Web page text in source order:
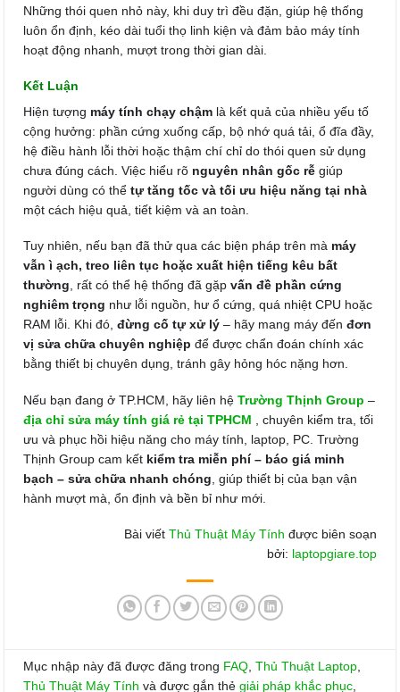
Những thói quen nhỏ này, khi duy trì đều đặn, giúp hệ thống
luôn ổn định, kéo dài tuổi thọ linh kiện và đảm bảo máy tính
hoạt động nhanh, mượt trong thời gian dài.
Kết Luận
Hiện tượng máy tính chạy chậm là kết quả của nhiều yếu tố
cộng hưởng: phần cứng xuống cấp, bộ nhớ quá tải, ổ đĩa đầy,
hệ điều hành lỗi thời hoặc thậm chí chỉ do thói quen sử dụng
chưa đúng cách. Việc hiểu rõ nguyên nhân gốc rễ giúp
người dùng có thể tự tăng tốc và tối ưu hiệu năng tại nhà
một cách hiệu quả, tiết kiệm và an toàn.
Tuy nhiên, nếu bạn đã thử qua các biện pháp trên mà máy
vẫn ì ạch, treo liên tục hoặc xuất hiện tiếng kêu bất
thường, rất có thể hệ thống đã gặp vấn đề phần cứng
nghiêm trọng như lỗi nguồn, hư ổ cứng, quá nhiệt CPU hoặc
RAM lỗi. Khi đó, đừng cố tự xử lý – hãy mang máy đến đơn
vị sửa chữa chuyên nghiệp để được chẩn đoán chính xác
bằng thiết bị chuyên dụng, tránh gây hỏng hóc nặng hơn.
Nếu bạn đang ở TP.HCM, hãy liên hệ Trường Thịnh Group –
địa chỉ sửa máy tính giá rẻ tại TPHCM
, chuyên kiểm tra, tối
ưu và phục hồi hiệu năng cho máy tính, laptop, PC. Trường
Thịnh Group cam kết kiểm tra miễn phí – báo giá minh
bạch – sửa chữa nhanh chóng , giúp thiết bị của bạn vận
hành mượt mà, ổn định và bền bỉ như mới.
Bài viết Thủ Thuật Máy Tính được biên soạn
bởi: laptopgiare.top
Mục nhập này đã được đăng trong FAQ, Thủ Thuật Laptop,
Thủ Thuật Máy Tính và được gắn thẻ giải pháp khắc phục,